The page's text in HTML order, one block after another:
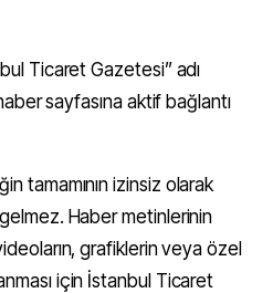
Ticaret Gazetesi” adı
sayfasına aktif bağlantı
tamamının izinsiz olarak
Haber metinlerinin
grafiklerin veya özel
için İstanbul Ticaret